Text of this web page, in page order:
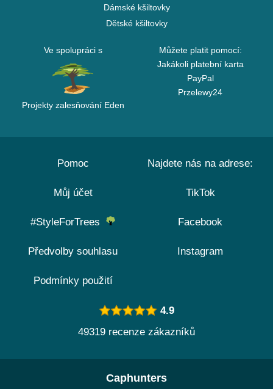
Dámské kšiltovky
Dětské kšiltovky
Ve spolupráci s
Projekty zalesňování Eden
Můžete platit pomocí:
Jakákoli platební karta
PayPal
Przelewy24
Pomoc
Můj účet
#StyleForTrees
Předvolby souhlasu
Podmínky použití
Najdete nás na adrese:
TikTok
Facebook
Instagram
4.9
49319 recenze zákazníků
Caphunters